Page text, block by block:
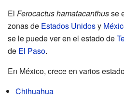
El Ferocactus hamatacanthusse
zonas de Estados Unidosy
se le puede ver en el estado de
de El Paso.
En México, crece en varios
Chihuahua